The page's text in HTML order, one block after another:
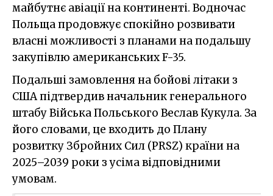
майбутнє авіації на континенті. Водночас
Польща продовжує спокійно розвивати
власні можливості з планами на подальшу
закупівлю американських F-35.
Подальші замовлення на бойові літаки з
США підтвердив начальник генерального
штабу Війська Польського Веслав Кукула. За
його словами, це входить до Плану
розвитку Збройних Сил (PRSZ) країни на
2025–2039 роки з усіма відповідними
умовам.